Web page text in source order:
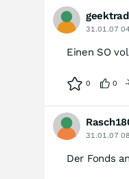
31.01.07
Einen SO
0 0
31.01.07
Der Fonds